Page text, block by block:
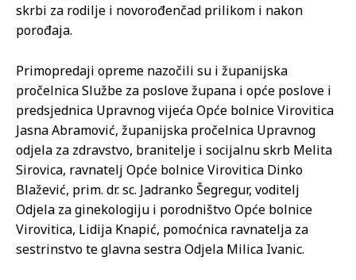
skrbi za rodilje i novorođenčad prilikom i nakon
porođaja.
Primopredaji opreme nazočili su i županijska
pročelnica Službe za poslove župana i opće poslove i
predsjednica Upravnog vijeća Opće bolnice Virovitica
Jasna Abramović, županijska pročelnica Upravnog
odjela za zdravstvo, branitelje i socijalnu skrb Melita
Sirovica, ravnatelj Opće bolnice Virovitica Dinko
Blažević, prim. dr. sc. Jadranko Šegregur, voditelj
Odjela za ginekologiju i porodništvo Opće bolnice
Virovitica, Lidija Knapić, pomoćnica ravnatelja za
sestrinstvo te glavna sestra Odjela Milica Ivanic.